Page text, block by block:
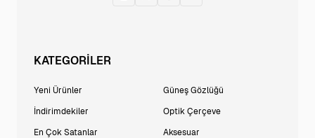
KATEGORİLER
Yeni Ürünler
İndirimdekiler
En Çok Satanlar
Güneş Gözlüğü
Optik Çerçeve
Aksesuar